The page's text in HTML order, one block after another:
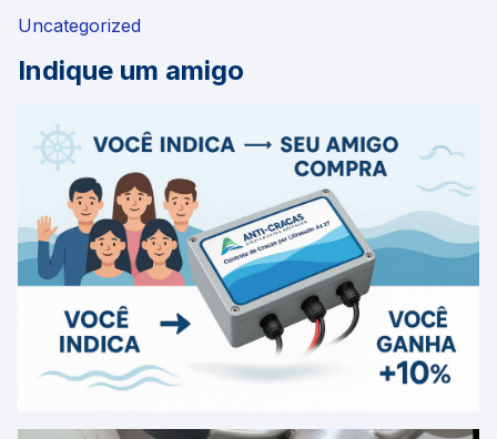
Uncategorized
Indique um amigo